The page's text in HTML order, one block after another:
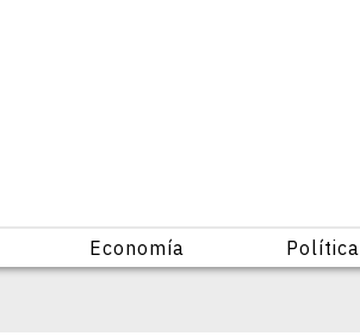
Economía Política